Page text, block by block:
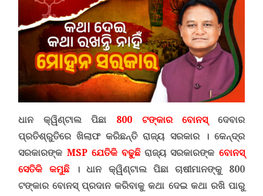
ଧାନ କ୍ୱିଣ୍ଟାଲ ପିଛା 800 ଟଙ୍କାର ବୋନସ୍ଦେବାର
ପ୍ରତିଶ୍ରୁତିରେ ଖିଲାଫ କରିଛନ୍ତି ରାଜ୍ୟ ସରକାର । କେନ୍ଦ୍ର
ସରକାରଙ୍କ MSP ଯେତିକି ବଢୁଛିରାଜ୍ୟ ସରକାରଙ୍କ ବୋନସ୍
ସେତିକି କମୁଛି। ଧାନ କ୍ୱିଣ୍ଟାଲ ପିଛା ଚାଷୀମାନଙ୍କୁ 800
ଟଙ୍କାର ବୋନସ୍ ପ୍ରଦାନ କରିବାକୁ କଥା ଦେଇ କଥା ରଖି ପାରୁ